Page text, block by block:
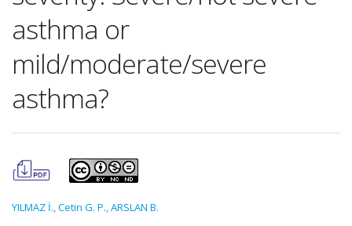
asthma or
mild/moderate/severe
asthma?
YILMAZ İ.,Cetin G. P.,ARSLAN B.